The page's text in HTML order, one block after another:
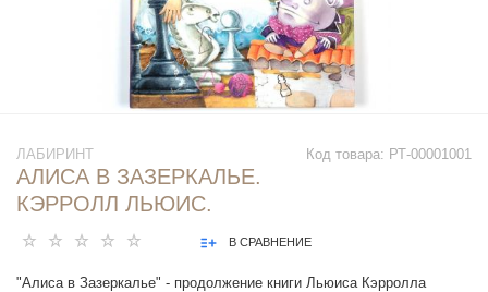
Код товара: РТ-00001001
ЛАБИРИНТ
АЛИСА В ЗАЗЕРКАЛЬЕ.
КЭРРОЛЛ ЛЬЮИС.
В СРАВНЕНИЕ
"Алиса в Зазеркалье" - продолжение книги Льюиса Кэрролла